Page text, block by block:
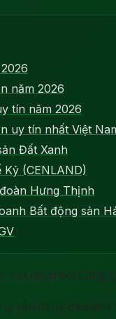
năm 2026
tín năm 2026
uy tín nhất Việt
Đất Xanh
(CENLAND)
Hưng Thịnh
Bất động sản
chọn bởi Công
sản hàng đầu Việt